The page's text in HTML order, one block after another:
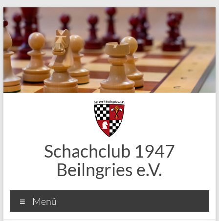
Zum
Inhalt
springen
Schachclub 1947
Beilngries e.V.
Menü